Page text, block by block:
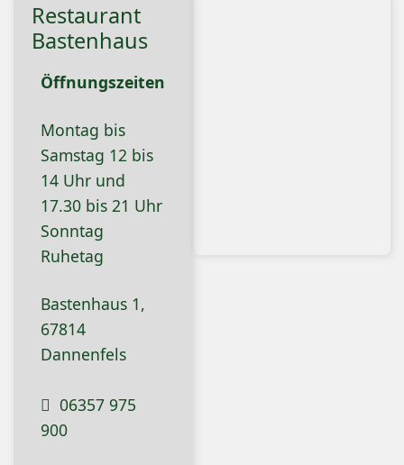
Restaurant
Bastenhaus
Öffnungszeiten
Montag bis
Samstag 12 bis
14 Uhr und
17.30 bis 21 Uhr
Sonntag
Ruhetag
Bastenhaus 1,
67814
Dannenfels
06357 975
900